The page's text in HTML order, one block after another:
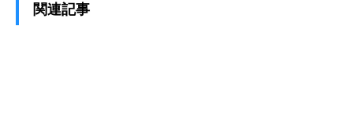
関連記事